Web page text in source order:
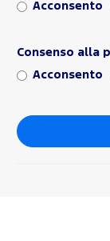
Acconsento
Consenso alla
Acconsento